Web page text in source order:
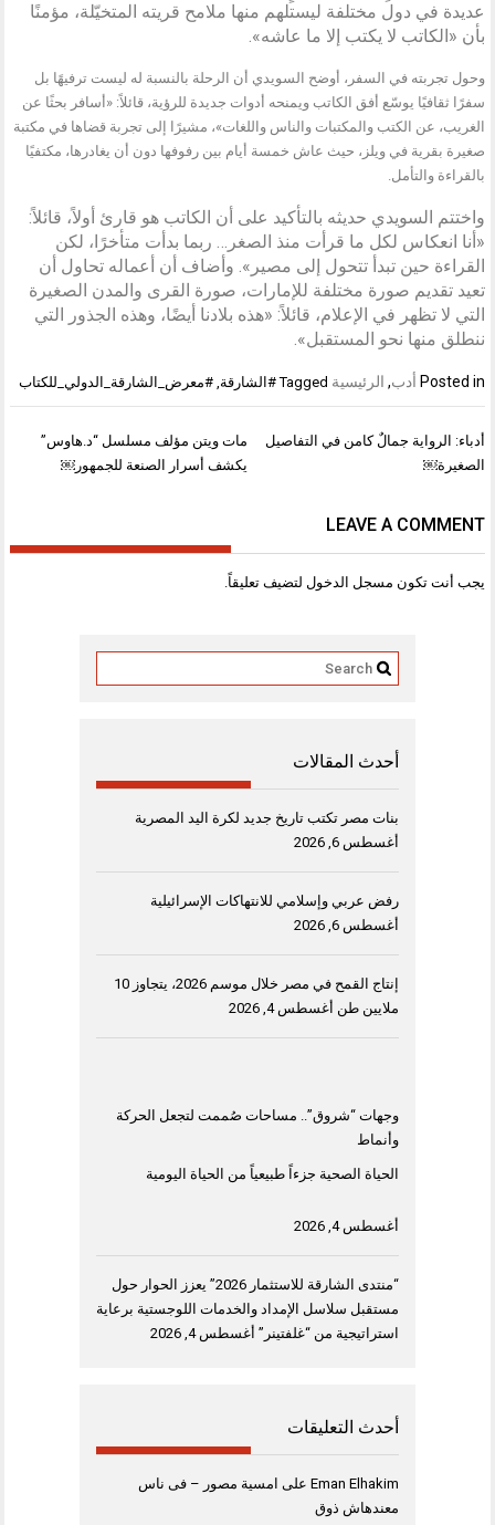
عديدة في دول مختلفة ليستلهم منها ملامح قريته المتخيّلة، مؤمنًا
بأن «الكاتب لا يكتب إلا ما عاشه».
وحول تجربته في السفر، أوضح السويدي أن الرحلة بالنسبة له ليست ترفيهًا بل
سفرًا ثقافيًا يوسّع أفق الكاتب ويمنحه أدوات جديدة للرؤية، قائلاً: «أسافر بحثًا عن
الغريب، عن الكتب والمكتبات والناس واللغات»، مشيرًا إلى تجربة قضاها في مكتبة
صغيرة بقرية في ويلز، حيث عاش خمسة أيام بين رفوفها دون أن يغادرها، مكتفيًا
بالقراءة والتأمل.
واختتم السويدي حديثه بالتأكيد على أن الكاتب هو قارئ أولاً، قائلاً:
«أنا انعكاس لكل ما قرأت منذ الصغر… ربما بدأت متأخرًا، لكن
القراءة حين تبدأ تتحول إلى مصير». وأضاف أن أعماله تحاول أن
تعيد تقديم صورة مختلفة للإمارات، صورة القرى والمدن الصغيرة
التي لا تظهر في الإعلام، قائلاً: «هذه بلادنا أيضًا، وهذه الجذور التي
ننطلق منها نحو المستقبل».
Posted in أدب, الرئيسية Tagged #الشارقة,#معرض_الشارقة_الدولي_للكتاب
تصفّح
المقالات
مات ويتن مؤلف مسلسل “د.هاوس”
يكشف أسرار الصنعة للجمهور￼
أدباء: الرواية جمالٌ كامن في التفاصيل
الصغيرة￼
LEAVE A COMMENT
يجب أنت تكون مسجل الدخول لتضيف تعليقاً.
أحدث المقالات
بنات مصر تكتب تاريخ جديد لكرة اليد المصرية
أغسطس 6, 2026
رفض عربي وإسلامي للانتهاكات الإسرائيلية
أغسطس 6, 2026
إنتاج القمح في مصر خلال موسم 2026، يتجاوز 10
ملايين طن أغسطس 4, 2026
وجهات “شروق”.. مساحات صُممت لتجعل الحركة
وأنماط
الحياة الصحية جزءاً طبيعياً من الحياة اليومية
أغسطس 4, 2026
“منتدى الشارقة للاستثمار 2026” يعزز الحوار حول
مستقبل سلاسل الإمداد والخدمات اللوجستية برعاية
استراتيجية من “غلفتينر” أغسطس 4, 2026
أحدث التعليقات
Eman Elhakim على امسية مصور – فى ناس
معندهاش ذوق